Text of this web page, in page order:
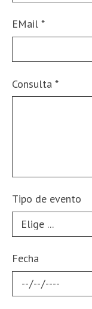
EMail *
Consulta *
Tipo de evento
Fecha